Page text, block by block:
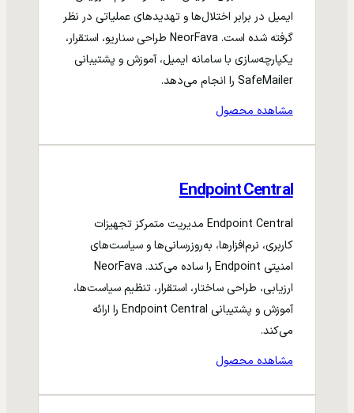
ایمیل در برابر اختلال‌ها و تهدیدهای عملیاتی در نظر
گرفته شده است. NeorFava طراحی سناریو، استقرار،
یکپارچه‌سازی با سامانه ایمیل، آموزش و پشتیبانی
SafeMailer را انجام می‌دهد.
مشاهده محصول
Endpoint Central
Endpoint Central مدیریت متمرکز تجهیزات
کاربری، نرم‌افزارها، به‌روزرسانی‌ها و سیاست‌های
امنیتی Endpoint را ساده می‌کند. NeorFava
ارزیابی، طراحی ساختار، استقرار، تنظیم سیاست‌ها،
آموزش و پشتیبانی Endpoint Central را ارائه
می‌کند.
مشاهده محصول